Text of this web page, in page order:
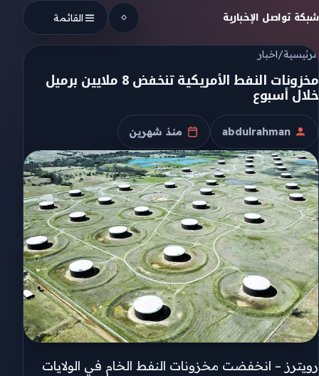
Skip to content
شبكة تواصل الإخبارية القائمة
الرئيسية/اخبار
مخزونات النفط الأمريكية تنخفض 8 ملايين برميل
خلال أسبوع
الكاتب
abdulrahman
تاريخ النشر
منذ شهرين
رويترز – انخفضت مخزونات النفط الخام في الولايات